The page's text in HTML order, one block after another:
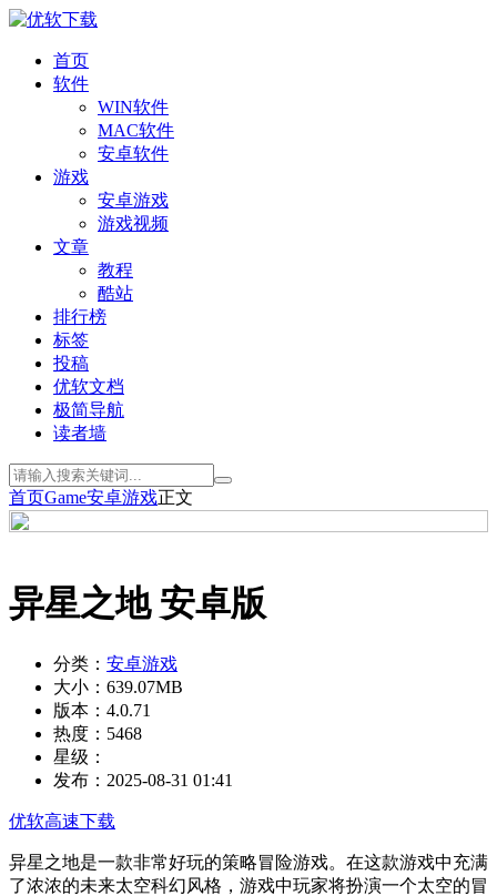
首页
软件
WIN软件
MAC软件
安卓软件
游戏
安卓游戏
游戏视频
文章
教程
酷站
排行榜
标签
投稿
优软文档
极简导航
读者墙
首页Game安卓游戏正文
异星之地 安卓版
分类： 安卓游戏
大小： 639.07MB
版本： 4.0.71
热度： 5468
星级：
发布： 2025-08-31 01:41
优软高速下载
异星之地是一款非常好玩的策略冒险游戏。在这款游戏中充满
了浓浓的未来太空科幻风格，游戏中玩家将扮演一个太空的冒